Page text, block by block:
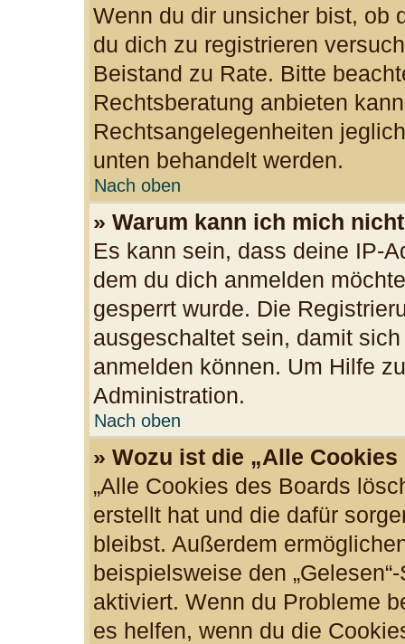
Wenn du dir unsicher bist, ob
du dich zu registrieren
Beistand zu Rate. Bitte
Rechtsberatung anbieten
Rechtsangelegenheiten
unten behandelt werden.
Nach oben
» Warum kann ich mich
Es kann sein, dass deine IP-
dem du dich anmelden
gesperrt wurde. Die
ausgeschaltet sein, damit
anmelden können. Um Hilfe
Administration.
Nach oben
» Wozu ist die „Alle
„Alle Cookies des Boards
erstellt hat und die dafür
bleibst. Außerdem
beispielsweise den
aktiviert. Wenn du Probleme
es helfen, wenn du die